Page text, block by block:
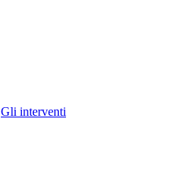
Gli interventi